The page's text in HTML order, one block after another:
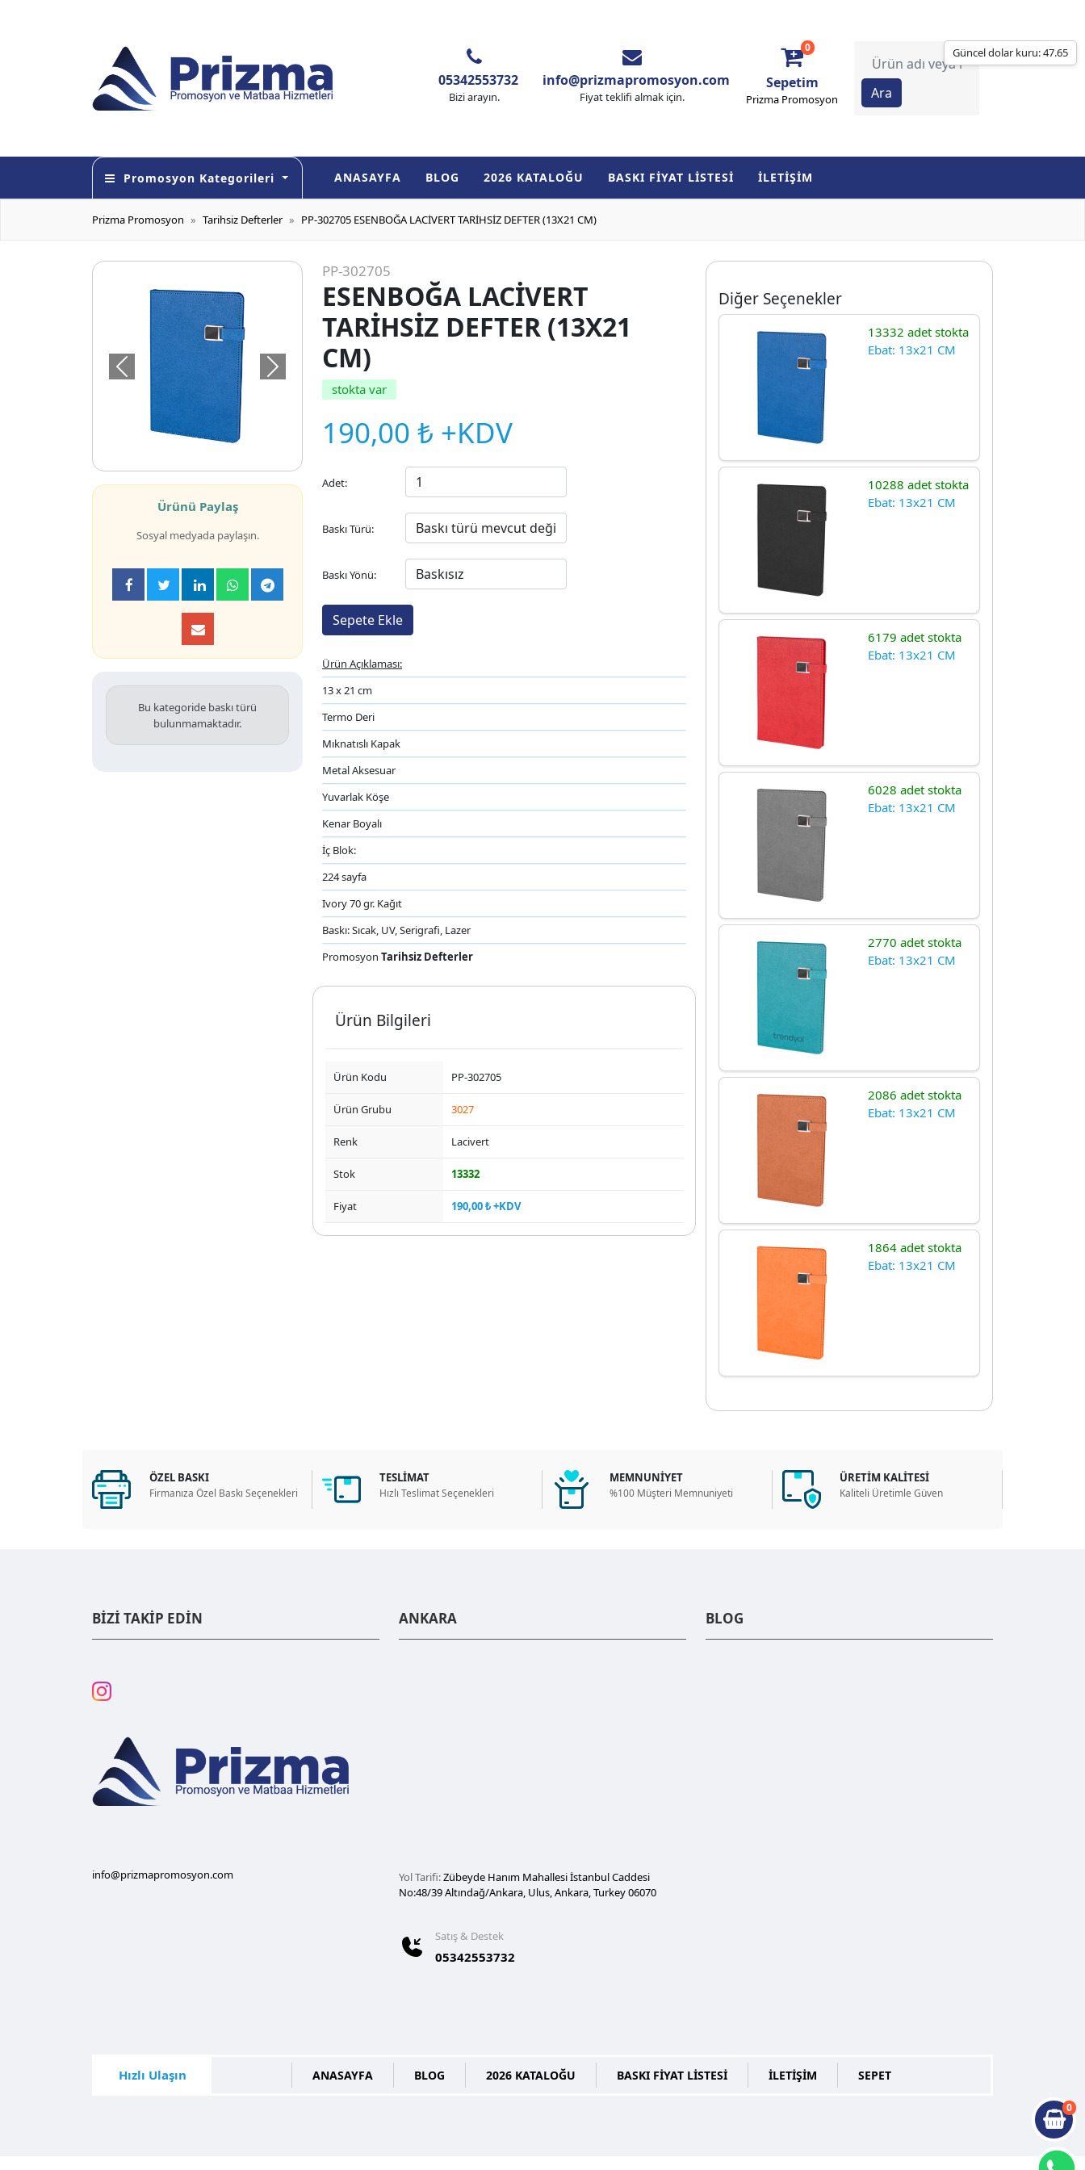
Güncel dolar kuru: 47.65
0
05342553732
Bizi arayın.
info@prizmapromosyon.com
Fiyat teklifi almak için.
Sepetim
0
Prizma Promosyon
Promosyon Kategorileri ANASAYFA BLOG 2026 KATALOĞU BASKI FİYAT LİSTESİ İLETİŞİM
Prizma Promosyon Tarihsiz Defterler PP-302705 ESENBOĞA LACİVERT TARİHSİZ DEFTER (13X21 CM)
Önceki Sonraki
Ürünü Paylaş
Sosyal medyada paylaşın.
Bu kategoride baskı türü
bulunmamaktadır.
PP-302705
ESENBOĞA LACİVERT
TARİHSİZ DEFTER (13X21
CM)
stokta var
190,00 ₺ +KDV
Adet:
Baskı Türü:
Baskı Yönü:
Ürün Açıklaması:
13 x 21 cm
Termo Deri
Mıknatıslı Kapak
Metal Aksesuar
Yuvarlak Köşe
Kenar Boyalı
İç Blok:
224 sayfa
Ivory 70 gr. Kağıt
Baskı: Sıcak, UV, Serigrafi, Lazer
Promosyon Tarihsiz Defterler
Ürün Bilgileri
Ürün Kodu PP-302705
Ürün Grubu 3027
Renk Lacivert
Stok 13332
Fiyat 190,00 ₺ +KDV
Diğer Seçenekler
13332 adet stokta
Ebat: 13x21 CM
10288 adet stokta
Ebat: 13x21 CM
6179 adet stokta
Ebat: 13x21 CM
6028 adet stokta
Ebat: 13x21 CM
2770 adet stokta
Ebat: 13x21 CM
2086 adet stokta
Ebat: 13x21 CM
1864 adet stokta
Ebat: 13x21 CM
ÖZEL BASKI
Firmanıza Özel Baskı Seçenekleri
TESLİMAT
Hızlı Teslimat Seçenekleri
MEMNUNİYET
%100 Müşteri Memnuniyeti
ÜRETİM KALİTESİ
Kaliteli Üretimle Güven
BİZİ TAKİP EDİN
info@prizmapromosyon.com
ANKARA
Yol Tarifi:Zübeyde Hanım Mahallesi İstanbul Caddesi
No:48/39 Altındağ/Ankara, Ulus, Ankara, Turkey 06070
Satış & Destek
05342553732
BLOG
Hızlı Ulaşın ANASAYFA BLOG 2026 KATALOĞU BASKI FİYAT LİSTESİ İLETİŞİM SEPET